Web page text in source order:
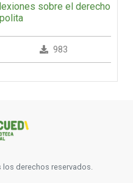
sobre el derecho
983
los derechos reservados.